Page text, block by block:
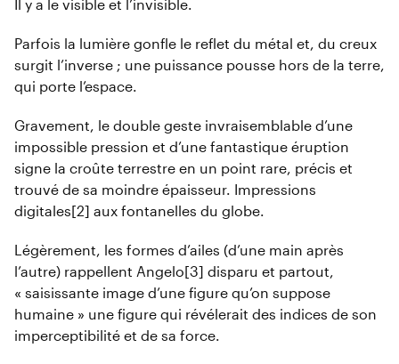
Il y a le visible et l’invisible.
Parfois la lumière gonfle le reflet du métal et, du creux
surgit l’inverse ; une puissance pousse hors de la terre,
qui porte l’espace.
Gravement, le double geste invraisemblable d’une
impossible pression et d’une fantastique éruption
signe la croûte terrestre en un point rare, précis et
trouvé de sa moindre épaisseur. Impressions
digitales[2] aux fontanelles du globe.
Légèrement, les formes d’ailes (d’une main après
l’autre) rappellent Angelo[3] disparu et partout,
« saisissante image d’une figure qu’on suppose
humaine » une figure qui révélerait des indices de son
imperceptibilité et de sa force.